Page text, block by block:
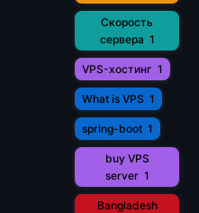
Скорость
сервера 1
VPS-хостинг 1
What is VPS 1
spring-boot 1
buy VPS
server 1
Bangladesh